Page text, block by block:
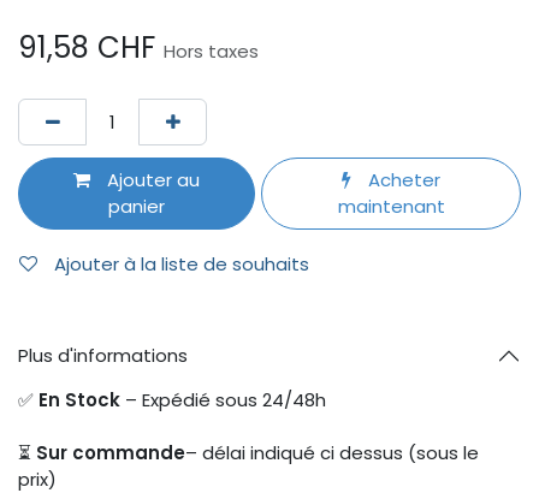
91,58 CHF Hors taxes
Ajouter au
panier
Acheter
maintenant
Ajouter à la liste de souhaits
Plus d'informations
✅ En Stock – Expédié sous 24/48h
⏳ Sur commande– délai indiqué ci dessus (sous le
prix)